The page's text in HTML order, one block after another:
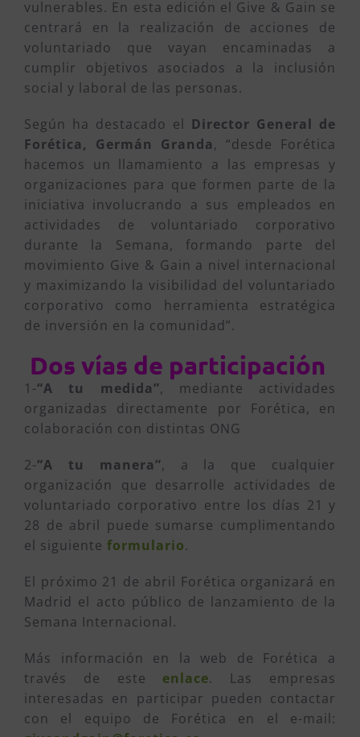
vulnerables. En esta edición el Give & Gain se
centrará en la realización de acciones de
voluntariado que vayan encaminadas a
cumplir objetivos asociados a la inclusión
social y laboral de las personas.
Según ha destacado el Director General de
Forética, Germán Granda, “desde Forética
hacemos un llamamiento a las empresas y
organizaciones para que formen parte de la
iniciativa involucrando a sus empleados en
actividades de voluntariado corporativo
durante la Semana, formando parte del
movimiento Give & Gain a nivel internacional
y maximizando la visibilidad del voluntariado
corporativo como herramienta estratégica
de inversión en la comunidad”.
Dos vías de participación
1-“A tu medida”, mediante actividades
organizadas directamente por Forética, en
colaboración con distintas ONG
2-“A tu manera”, a la que cualquier
organización que desarrolle actividades de
voluntariado corporativo entre los días 21 y
28 de abril puede sumarse cumplimentando
el siguiente formulario.
El próximo 21 de abril Forética organizará en
Madrid el acto público de lanzamiento de la
Semana Internacional.
Más información en la web de Forética a
través de este enlace. Las empresas
interesadas en participar pueden contactar
con el equipo de Forética en el e-mail: